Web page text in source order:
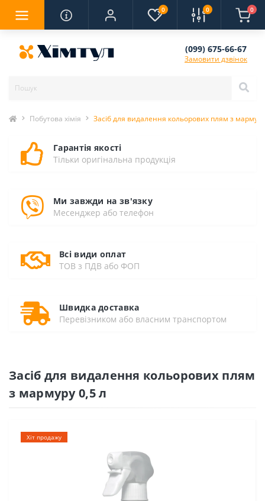
0 0 0
(099) 675-66-67
Замовити дзвінок
Побутова хімія Засіб для видалення кольорових плям з
Гарантія якості
Тільки оригінальна продукція
Ми завжди на зв'язку
Месенджер або телефон
Всі види оплат
ТОВ з ПДВ або ФОП
Швидка доставка
Перевізником або власним транспортом
Засіб для видалення кольорових плям
з мармуру 0,5 л
Хіт продажу